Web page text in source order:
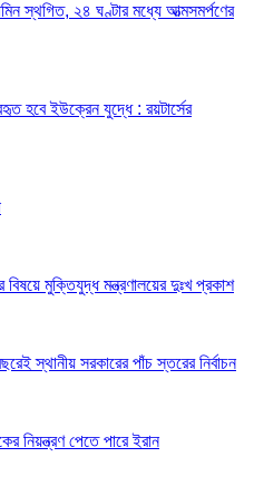
স্থগিত, ২৪ ঘণ্টার মধ্যে আত্মসমর্পণের
হবে ইউক্রেন যুদ্ধে : রয়টার্সের
মুক্তিযুদ্ধ মন্ত্রণালয়ের দুঃখ প্রকাশ
স্থানীয় সরকারের পাঁচ স্তরের নির্বাচন
নিয়ন্ত্রণ পেতে পারে ইরান